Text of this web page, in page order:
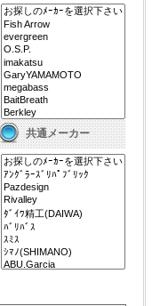
共通メーカー